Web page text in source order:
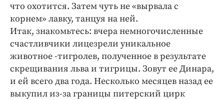
Экономика и бизнес
ПРОЕКТЫ
Блоги
Медиаперсона
Интересное чтиво
что охотится. Затем чуть не «вырвала с
корнем» лавку, танцуя на ней.
Итак, знакомьтесь: вчера немногочисленные
счастливчики лицезрели уникальное
животное -тигролев, полученное в результате
скрещивания льва и тигрицы. Зовут ее Динара,
и ей всего два года. Несколько месяцев назад ее
выкупил из-за границы питерский цирк